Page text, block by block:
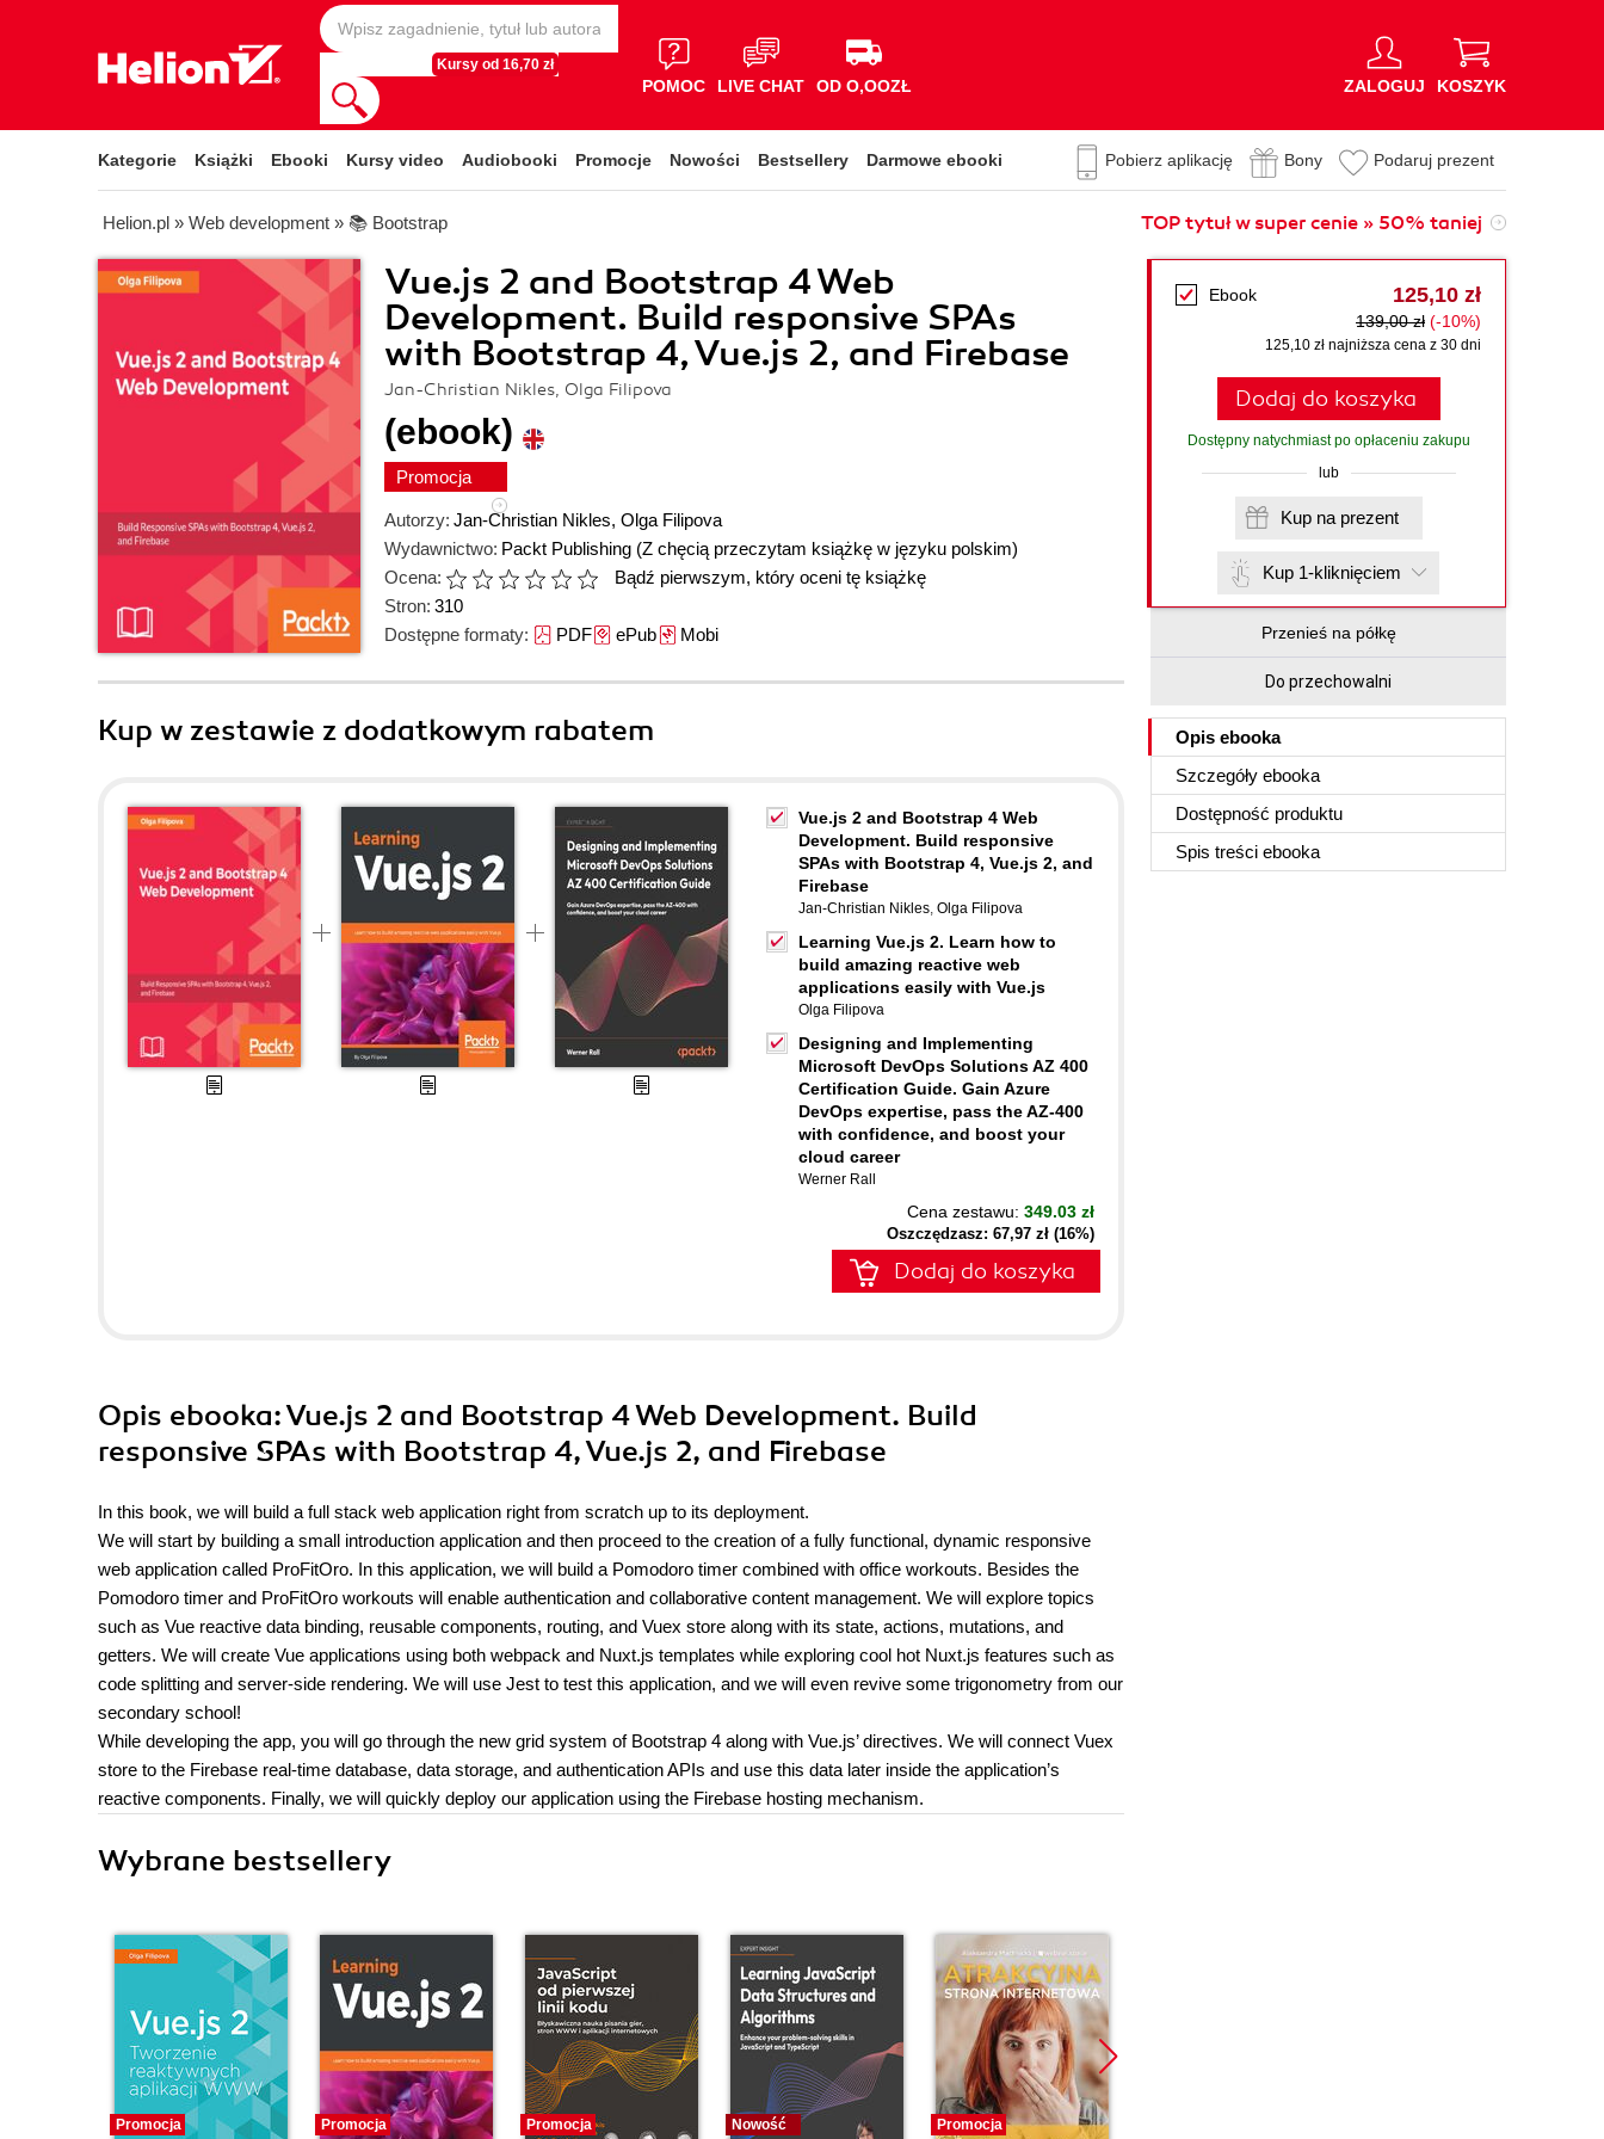
Kursy od 16,70 zł
POMOC LIVE CHAT OD O,OOZŁ ZALOGUJ KOSZYK
Kategorie Książki Ebooki Kursy video Audiobooki Promocje Nowości Bestsellery Darmowe ebooki Pobierz aplikację Bony Podaruj prezent
Helion.pl » Web development » 📚 Bootstrap TOP tytuł w super cenie » 50% taniej
Vue.js 2 and Bootstrap 4 Web
Development. Build responsive SPAs
with Bootstrap 4, Vue.js 2, and Firebase
Jan-Christian Nikles, Olga Filipova
(ebook)
Promocja
Autorzy: Jan-Christian Nikles, Olga Filipova
Wydawnictwo: Packt Publishing (Z chęcią przeczytam książkę w języku polskim)
Ocena:
Bądź pierwszym, który oceni tę książkę
Stron: 310
Dostępne formaty: PDFePubMobi
Ebook 125,10 zł
139,00 zł (-10%)
125,10 zł najniższa cena z 30 dni
Dodaj do koszyka
Dostępny natychmiast po opłaceniu zakupu
lub
Kup na prezent
Kup 1-kliknięciem
Przenieś na półkę
Do przechowalni
Opis ebooka
Szczegóły ebooka
Dostępność produktu
Spis treści ebooka
Kup w zestawie z dodatkowym rabatem
Vue.js 2 and Bootstrap 4 Web
Development. Build responsive
SPAs with Bootstrap 4, Vue.js 2, and
Firebase
Jan-Christian Nikles, Olga Filipova
Learning Vue.js 2. Learn how to
build amazing reactive web
applications easily with Vue.js
Olga Filipova
Designing and Implementing
Microsoft DevOps Solutions AZ 400
Certification Guide. Gain Azure
DevOps expertise, pass the AZ-400
with confidence, and boost your
cloud career
Werner Rall
Cena zestawu: 349.03 zł
Oszczędzasz: 67,97 zł (16%)
Dodaj do koszyka
Opis ebooka: Vue.js 2 and Bootstrap 4 Web Development. Build
responsive SPAs with Bootstrap 4, Vue.js 2, and Firebase
In this book, we will build a full stack web application right from scratch up to its deployment.
We will start by building a small introduction application and then proceed to the creation of a fully functional, dynamic responsive
web application called ProFitOro. In this application, we will build a Pomodoro timer combined with office workouts. Besides the
Pomodoro timer and ProFitOro workouts will enable authentication and collaborative content management. We will explore topics
such as Vue reactive data binding, reusable components, routing, and Vuex store along with its state, actions, mutations, and
getters. We will create Vue applications using both webpack and Nuxt.js templates while exploring cool hot Nuxt.js features such as
code splitting and server-side rendering. We will use Jest to test this application, and we will even revive some trigonometry from our
secondary school!
While developing the app, you will go through the new grid system of Bootstrap 4 along with Vue.js’ directives. We will connect Vuex
store to the Firebase real-time database, data storage, and authentication APIs and use this data later inside the application’s
reactive components. Finally, we will quickly deploy our application using the Firebase hosting mechanism.
Wybrane bestsellery
Promocja Promocja Promocja
Nowość
Promocja